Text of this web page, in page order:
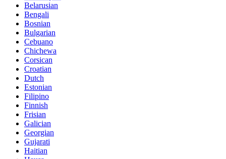
Belarusian
Bengali
Bosnian
Bulgarian
Cebuano
Chichewa
Corsican
Croatian
Dutch
Estonian
Filipino
Finnish
Frisian
Galician
Georgian
Gujarati
Haitian